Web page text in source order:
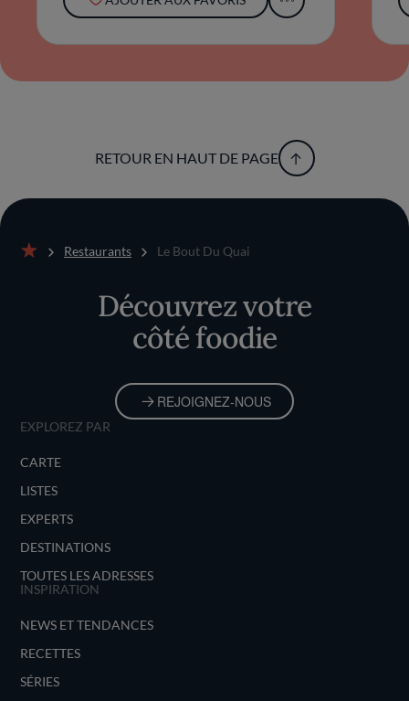
RETOUR EN HAUT DE PAGE
Restaurants Le Bout Du Quai
Découvrez votre
côté foodie
REJOIGNEZ-NOUS
EXPLOREZ PAR
CARTE
LISTES
EXPERTS
DESTINATIONS
TOUTES LES ADRESSES
INSPIRATION
NEWS ET TENDANCES
RECETTES
SÉRIES